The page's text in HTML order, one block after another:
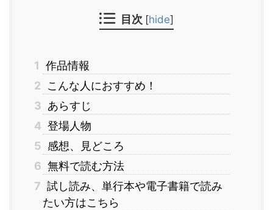
目次 [hide]
1 作品情報
2
こんな人におすすめ！
3 あらすじ
4 登場人物
5 感想、見どころ
6 無料で読む方法
7 試し読み、単行本や電子書籍で読み
たい方はこちら